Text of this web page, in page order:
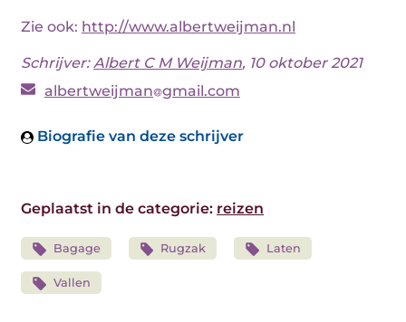
Zie ook: http://www.albertweijman.nl
Schrijver:Albert C M Weijman, 10 oktober 2021
albertweijman gmail.com
Biografie van deze schrijver
Geplaatst in de categorie: reizen
Bagage Rugzak Laten
Vallen